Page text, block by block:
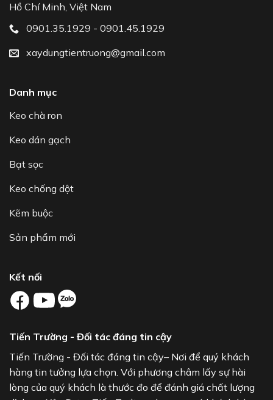
Hồ Chí Minh, Việt Nam
0901.35.1929 - 0901.45.1929
xaydungtientruong@gmail.com
Danh mục
Keo chà ron
Keo dán gạch
Bạt sọc
Keo chống dột
Kẽm buộc
Sản phẩm mới
Kết nối
Tiến Trường - Đối tác đáng tin cậy
Tiến Trường - Đối tác đáng tin cậy– Nơi để quý khách
hàng tin tưởng lựa chọn. Với phương châm lấy sự hài
lòng của quý khách là thước đo để đánh giá chất lượng